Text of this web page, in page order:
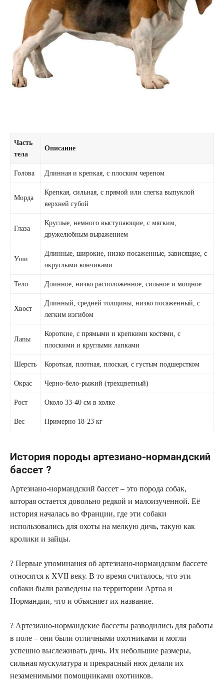
Часть
тела
Описание
Голова Длинная и крепкая, с плоским черепом
Морда
Крепкая, сильная, с прямой или слегка выпуклой
верхней губой
Глаза
Круглые, немного выступающие, с мягким,
дружелюбным выражением
Уши
Длинные, широкие, низко посаженные, зависящие, с
округлыми кончиками
Тело Длинное, низко расположенное, сильное и мощное
Хвост
Длинный, средней толщины, низко посаженный, с
легким изгибом
Лапы
Короткие, с прямыми и крепкими костями, с
плоскими и круглыми лапками
Шерсть Короткая, плотная, плоская, с густым подшерстком
Окрас Черно-бело-рыжий (трехцветный)
Рост Около 33-40 см в холке
Вес Примерно 18-23 кг
История породы артезиано-нормандский
бассет ?
Артезиано-нормандский бассет – это порода собак,
которая остается довольно редкой и малоизученной. Её
история началась во Франции, где эти собаки
использовались для охоты на мелкую дичь, такую как
кролики и зайцы.
? Первые упоминания об артезиано-нормандском бассете
относятся к XVII веку. В то время считалось, что эти
собаки были разведены на территории Артоа и
Нормандии, что и объясняет их название.
? Артезиано-нормандские бассеты разводились для работы
в поле – они были отличными охотниками и могли
успешно выслеживать дичь. Их небольшие размеры,
сильная мускулатура и прекрасный нюх делали их
незаменимыми помощниками охотников.